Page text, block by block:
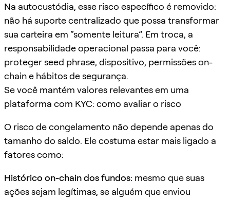
Na autocustódia, esse risco específico é removido:
não há suporte centralizado que possa transformar
sua carteira em “somente leitura”. Em troca, a
responsabilidade operacional passa para você:
proteger seed phrase, dispositivo, permissões on-
chain e hábitos de segurança.
Se você mantém valores relevantes em uma
plataforma com KYC: como avaliar o risco
O risco de congelamento não depende apenas do
tamanho do saldo. Ele costuma estar mais ligado a
fatores como:
Histórico on-chain dos fundos: mesmo que suas
ações sejam legítimas, se alguém que enviou